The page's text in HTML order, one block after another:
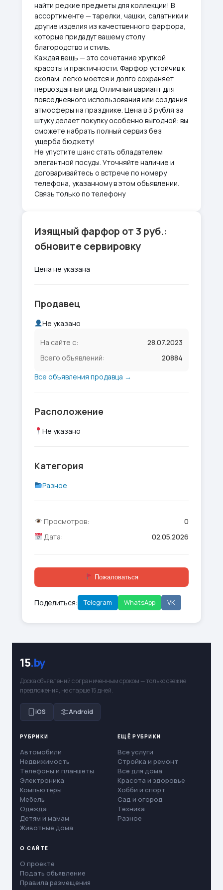
найти редкие предметы для коллекции! В
ассортименте — тарелки, чашки, салатники и
другие изделия из качественного фарфора,
которые придадут вашему столу
благородство и стиль.
Каждая вещь — это сочетание хрупкой
красоты и практичности. Фарфор устойчив к
сколам, легко моется и долго сохраняет
первозданный вид. Отличный вариант для
повседневного использования или создания
атмосферы на празднике. Цена в 3 рубля за
штуку делает покупку особенно выгодной: вы
сможете набрать полный сервиз без
ущерба бюджету!
Не упустите шанс стать обладателем
элегантной посуды. Уточняйте наличие и
договаривайтесь о встрече по номеру
телефона, указанному в этом объявлении.
Связь только по телефону
Изящный фарфор от 3 руб.:
обновите сервировку
Цена не указана
Продавец
Не указано
На сайте с:
28.07.2023
Всего объявлений:
20884
Все объявления продавца →
Расположение
Не указано
Категория
Разное
Просмотров:
0
Дата:
02.05.2026
Пожаловаться
Поделиться: Telegram WhatsApp VK
15.by
Доска объявлений с ограниченным сроком — только свежие
предложения, не старше 15 дней.
iOS Android
РУБРИКИ
Автомобили
Недвижимость
Телефоны и планшеты
Электроника
Компьютеры
Мебель
Одежда
Детям и мамам
Животные дома
ЕЩЁ РУБРИКИ
Все услуги
Стройка и ремонт
Все для дома
Красота и здоровье
Хобби и спорт
Сад и огород
Техника
Разное
О САЙТЕ
О проекте
Подать объявление
Правила размещения